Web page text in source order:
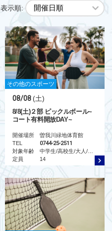
表示順:
その他のスポーツ
08/08 (土)
8/8(土)２部 ピックルボール~
コート有料開放DAY~
開催場所
曽我川緑地体育館
TEL
0744-25-2511
対象年齢
定員
14